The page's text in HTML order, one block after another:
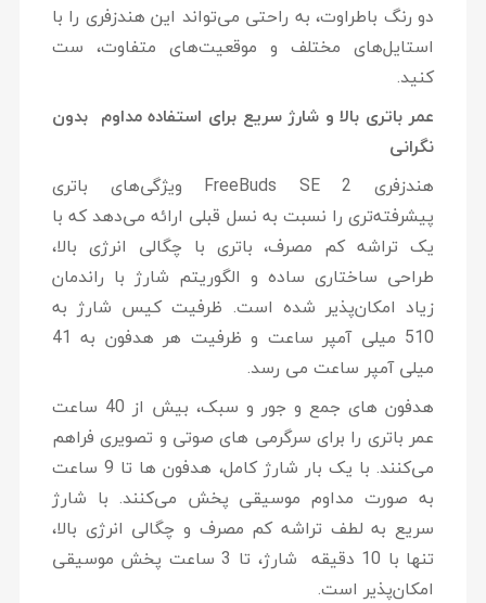
دو رنگ باطراوت، به راحتی می‌تواند این هندزفری را با
استایل‌های مختلف و موقعیت‌های متفاوت، ست
کنید.
عمر باتری بالا و شارژ سریع برای استفاده مداوم بدون
نگرانی
هندزفری FreeBuds SE 2 ویژگی‌های باتری
پیشرفته‌تری را نسبت به نسل قبلی ارائه می‌دهد که با
یک تراشه کم مصرف، باتری با چگالی انرژی بالا،
طراحی ساختاری ساده و الگوریتم شارژ با راندمان
زیاد امکان‌پذیر شده است. ظرفیت کیس شارژ به
510 میلی آمپر ساعت و ظرفیت هر هدفون به 41
میلی آمپر ساعت می رسد.
هدفون های جمع و جور و سبک، بیش از 40 ساعت
عمر باتری را برای سرگرمی های صوتی و تصویری فراهم
می‌کنند. با یک بار شارژ کامل، هدفون ها تا 9 ساعت
به صورت مداوم موسیقی پخش می‌کنند. با شارژ
سریع به لطف تراشه کم مصرف و چگالی انرژی بالا،
تنها با 10 دقیقه شارژ، تا 3 ساعت پخش موسیقی
امکان‌پذیر است.